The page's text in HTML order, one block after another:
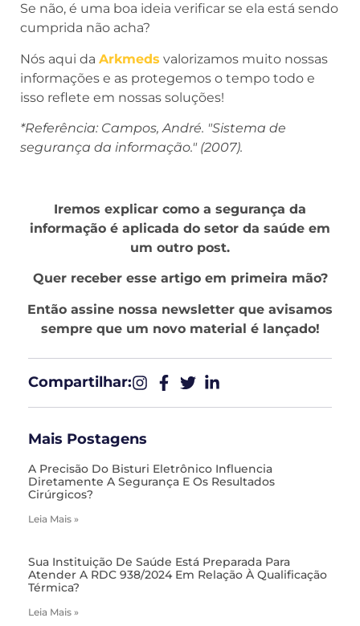
Se não, é uma boa ideia verificar se ela está sendo
cumprida não acha?
Nós aqui da Arkmeds valorizamos muito nossas
informações e as protegemos o tempo todo e
isso reflete em nossas soluções!
*Referência: Campos, André. "Sistema de
segurança da informação." (2007).
Iremos explicar como a segurança da
informação é aplicada do setor da saúde em
um outro post.
Quer receber esse artigo em primeira mão?
Então assine nossa newsletter que avisamos
sempre que um novo material é lançado!
Compartilhar:​
Mais Postagens
A Precisão Do Bisturi Eletrônico Influencia
Diretamente A Segurança E Os Resultados
Cirúrgicos?
Leia Mais »
Sua Instituição De Saúde Está Preparada Para
Atender A RDC 938/2024 Em Relação À Qualificação
Térmica?
Leia Mais »